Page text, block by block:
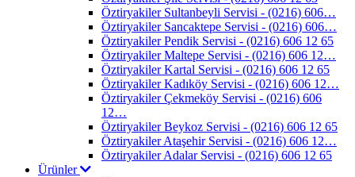
Öztiryakiler Sultanbeyli Servisi - (0216) 606…
Öztiryakiler Sancaktepe Servisi - (0216) 606…
Öztiryakiler Pendik Servisi - (0216) 606 12 65
Öztiryakiler Maltepe Servisi - (0216) 606 12…
Öztiryakiler Kartal Servisi - (0216) 606 12 65
Öztiryakiler Kadıköy Servisi - (0216) 606 12…
Öztiryakiler Çekmeköy Servisi - (0216) 606
12…
Öztiryakiler Beykoz Servisi - (0216) 606 12 65
Öztiryakiler Ataşehir Servisi - (0216) 606 12…
Öztiryakiler Adalar Servisi - (0216) 606 12 65
Ürünler